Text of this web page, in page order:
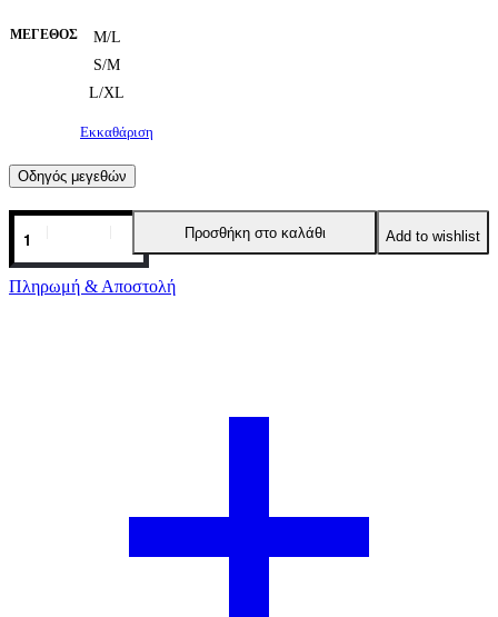
ΜΈΓΕΘΟΣ
M/L
S/M
L/XL
Εκκαθάριση
Οδηγός μεγεθών
ETERNITY
ΦΟΥΣΤΑ
PEACE
&
CHAOS
Προσθήκη στο καλάθι Add to wishlist
Πληρωμή & Αποστολή